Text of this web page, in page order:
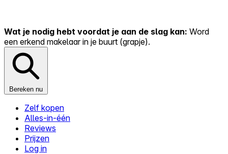
Wat je nodig hebt voordat je aan de slag kan: Word
een erkend makelaar in je buurt (grapje).
Bereken nu
Zelf kopen
Alles-in-één
Reviews
Prijzen
Log in